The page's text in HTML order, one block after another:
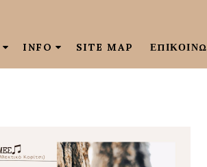
INFO SITE MAP